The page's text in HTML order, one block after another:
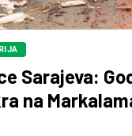
Sarajeva:
na